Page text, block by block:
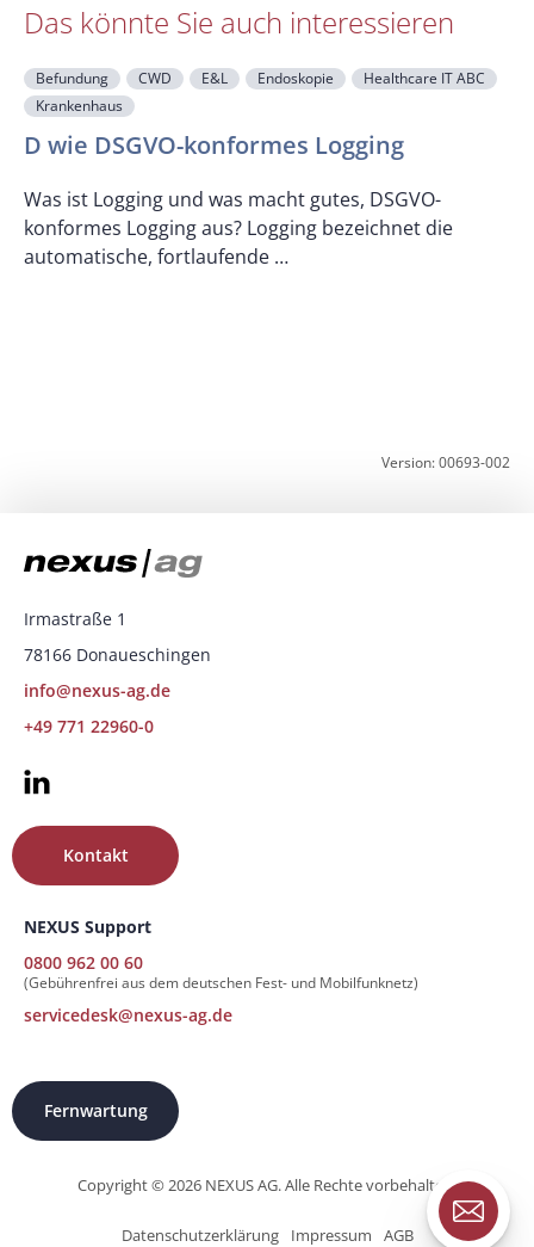
Das könnte Sie auch interessieren
Befundung CWD E&L Endoskopie
Healthcare IT ABC
Krankenhaus
D wie DSGVO-konformes Logging
Was ist Logging und was macht gutes, DSGVO-
konformes Logging aus? Logging bezeichnet die
automatische, fortlaufende …
Version: 00693-002
Irmastraße 1
78166 Donaueschingen
info@nexus-ag.de
+49 771 22960-0
NEXUS Support
0800 962 00 60
(Gebührenfrei aus dem deutschen Fest- und Mobilfunknetz)
servicedesk@nexus-ag.de
Kontakt
Fernwartung
Copyright © 2026 NEXUS AG. Alle Rechte vorbehalten.
Datenschutzerklärung Impressum AGB